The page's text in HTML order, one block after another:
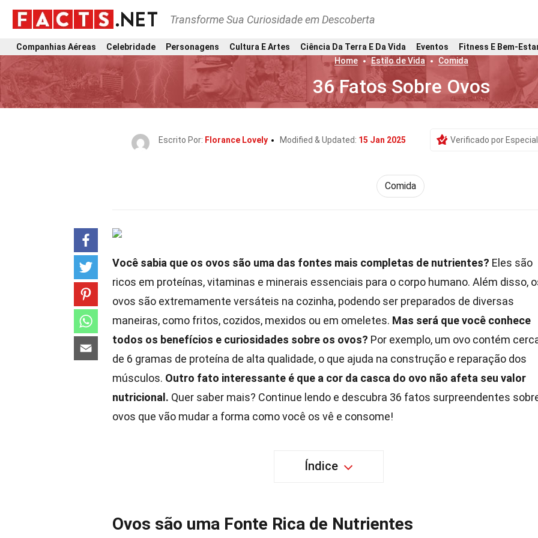
Transforme Sua Curiosidade em Descoberta
Companhias Aéreas Celebridade Personagens Cultura E Artes Ciência Da Terra E Da Vida Eventos Fitness E Bem-
Home
Estilo de Vida Comida
36 Fatos Sobre Ovos
Escrito Por: Florance Lovely Modified & Updated: 15 Jan 2025 Verificado por
Comida
Você sabia que os ovos são uma das fontes mais completas de nutrientes? Eles são
ricos em proteínas, vitaminas e minerais essenciais para o corpo humano. Além disso,
ovos são extremamente versáteis na cozinha, podendo ser preparados de diversas
maneiras, como fritos, cozidos, mexidos ou em omeletes. Mas será que você conhece
todos os benefícios e curiosidades sobre os ovos? Por exemplo, um ovo contém
de 6 gramas de proteína de alta qualidade, o que ajuda na construção e reparação dos
músculos. Outro fato interessante é que a cor da casca do ovo não afeta seu valor
nutricional. Quer saber mais? Continue lendo e descubra 36 fatos surpreendentes
ovos que vão mudar a forma como você os vê e consome!
Índice
Ovos são uma Fonte Rica de Nutrientes